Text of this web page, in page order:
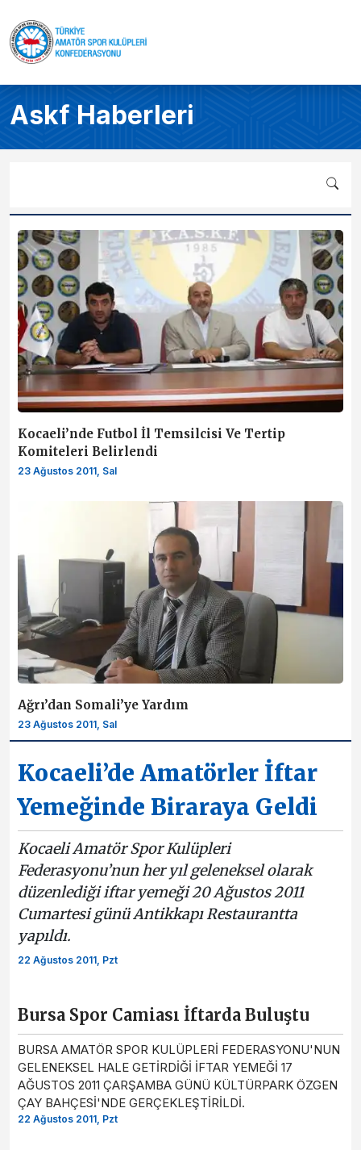
Askf Haberleri
Kocaeli’nde Futbol İl Temsilcisi Ve Tertip
Komiteleri Belirlendi
23 Ağustos 2011, Sal
Ağrı’dan Somali’ye Yardım
23 Ağustos 2011, Sal
Kocaeli’de Amatörler İftar
Yemeğinde Biraraya Geldi
Kocaeli Amatör Spor Kulüpleri
Federasyonu’nun her yıl geleneksel olarak
düzenlediği iftar yemeği 20 Ağustos 2011
Cumartesi günü Antikkapı Restaurantta
yapıldı.
22 Ağustos 2011, Pzt
Bursa Spor Camiası İftarda Buluştu
BURSA AMATÖR SPOR KULÜPLERİ FEDERASYONU'NUN
GELENEKSEL HALE GETİRDİĞİ İFTAR YEMEĞİ 17
AĞUSTOS 2011 ÇARŞAMBA GÜNÜ KÜLTÜRPARK ÖZGEN
ÇAY BAHÇESİ'NDE GERÇEKLEŞTİRİLDİ.
22 Ağustos 2011, Pzt